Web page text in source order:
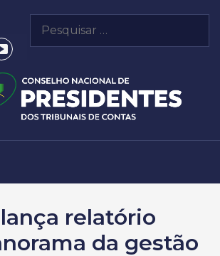
por:
lança relatório
da gestão